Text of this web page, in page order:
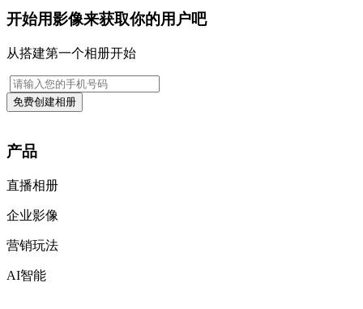
开始用影像来获取你的用户吧
从搭建第一个相册开始
免费创建相册
产品
直播相册
企业影像
营销玩法
AI智能